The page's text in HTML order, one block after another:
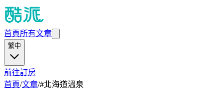
首頁所有文章
繁中
前往訂房
首頁/文章/#北海道溫泉